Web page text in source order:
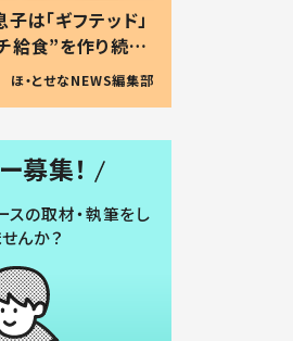
は「ギフテッド」
食”を作り続け
親 #令和の子
ほ・とせなNEWS編集部
募集！
スの取材・執筆をし
んか？